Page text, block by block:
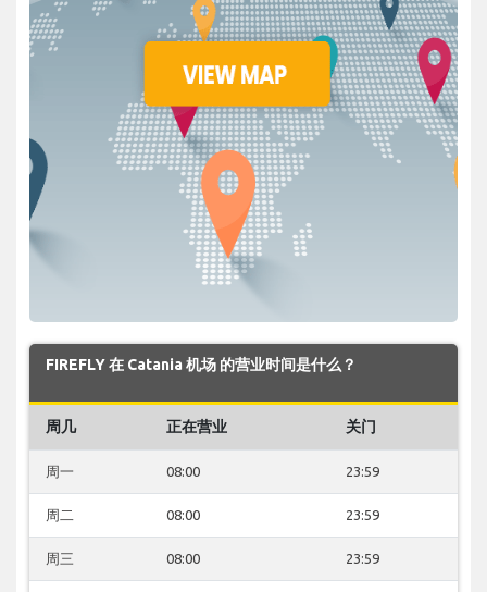
FIREFLY 在 Catania 机场 的营业时间是什么？
周几 正在营业 关门
周一 08:00 23:59
周二 08:00 23:59
周三 08:00 23:59